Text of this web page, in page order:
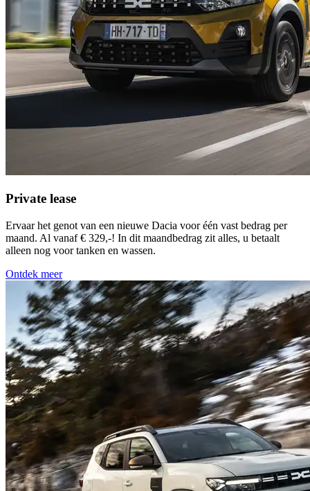
Private lease
Ervaar het genot van een nieuwe Dacia voor één vast bedrag per
maand. Al vanaf € 329,-! In dit maandbedrag zit alles, u betaalt
alleen nog voor tanken en wassen.
Ontdek meer